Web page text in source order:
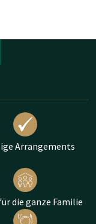
Arrangements
die ganze Familie